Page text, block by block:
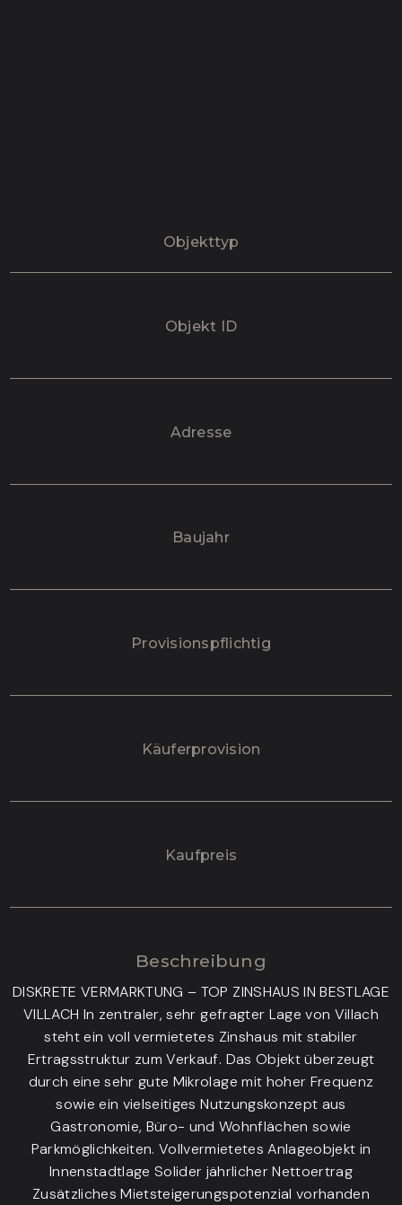
Objekttyp
Objekt ID
Adresse
Baujahr
Provisionspflichtig
Käufer­provision
Kaufpreis
Beschreibung
DISKRETE VERMARKTUNG – TOP ZINSHAUS IN BESTLAGE
VILLACH In zentraler, sehr gefragter Lage von Villach
steht ein voll vermietetes Zinshaus mit stabiler
Ertragsstruktur zum Verkauf. Das Objekt überzeugt
durch eine sehr gute Mikrolage mit hoher Frequenz
sowie ein vielseitiges Nutzungskonzept aus
Gastronomie, Büro- und Wohnflächen sowie
Parkmöglichkeiten. Vollvermietetes Anlageobjekt in
Innenstadtlage Solider jährlicher Nettoertrag
Zusätzliches Mietsteigerungspotenzial vorhanden